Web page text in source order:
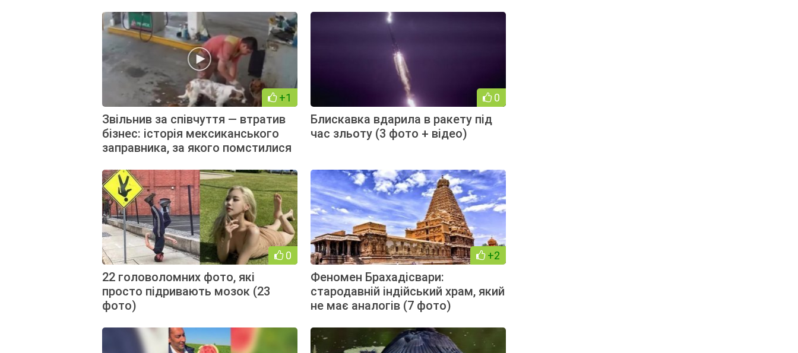
+1
Звільнив за співчуття — втратив
бізнес: історія мексиканського
заправника, за якого помстилися
0
Блискавка вдарила в ракету під
час зльоту (3 фото + відео)
0
22 головоломних фото, які
просто підривають мозок (23
фото)
+2
Феномен Брахадісвари:
стародавній індійський храм, який
не має аналогів (7 фото)